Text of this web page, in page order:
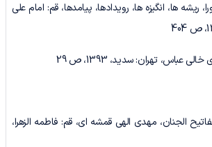
ریشه ها، انگیزه ها، رویدادها، پیامدها، قم: امام علی
عباس، تهران: سدید، 1393، ص 29
الجنان، مهدی الهی قمشه ای، قم: فاطمه الزهرا،